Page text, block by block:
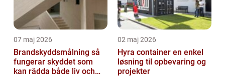
07 maj 2026
Brandskyddsmålning så
fungerar skyddet som
kan rädda både liv och
02 maj 2026
Hyra container en enkel
løsning til opbevaring og
projekter